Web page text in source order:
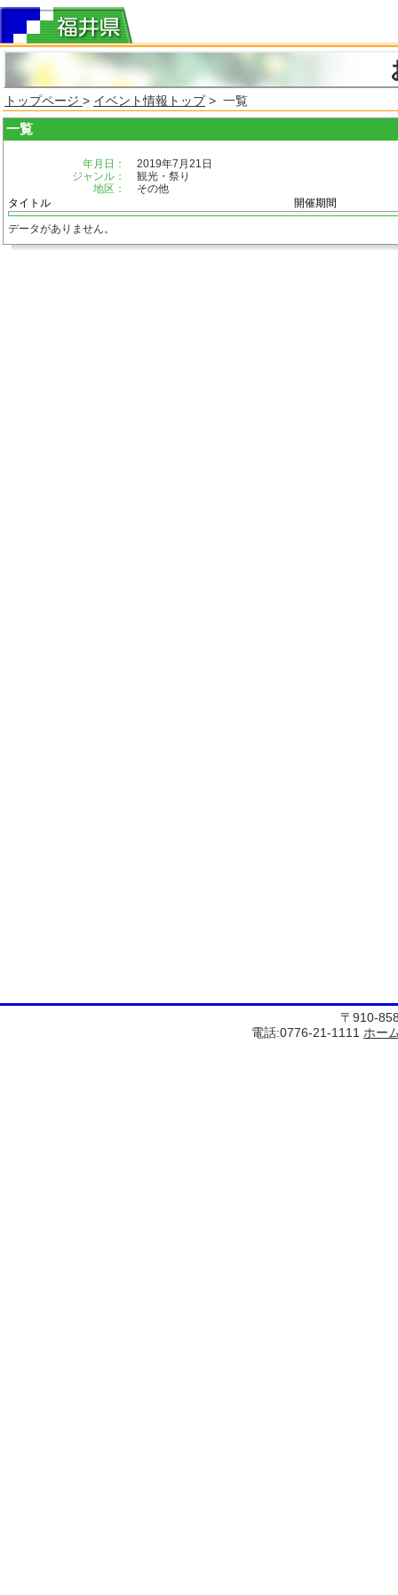
トップページ > イベント情報トップ> 一覧
一覧
年月日：
2019年7月21日
ジャンル：
観光・祭り
地区：
その他
タイトル
開催期間
データがありません。
〒910-
電話:0776-21-1111 ホー